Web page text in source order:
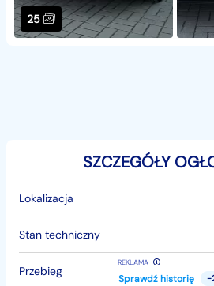
25
SZCZEGÓŁY
Lokalizacja
Stan techniczny
Przebieg
REKLAMA
Sprawdź historię -